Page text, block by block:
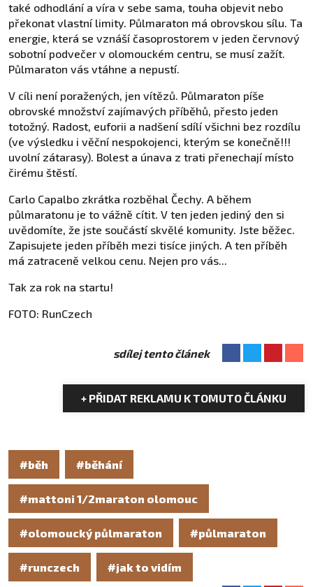
také odhodlání a víra v sebe sama, touha objevit nebo
překonat vlastní limity. Půlmaraton má obrovskou sílu. Ta
energie, která se vznáší časoprostorem v jeden červnový
sobotní podvečer v olomouckém centru, se musí zažít.
Půlmaraton vás vtáhne a nepustí.
V cíli není poražených, jen vítězů. Půlmaraton píše
obrovské množství zajímavých příběhů, přesto jeden
totožný. Radost, euforii a nadšení sdílí všichni bez rozdílu
(ve výsledku i věční nespokojenci, kterým se konečně!!!
uvolní zátarasy). Bolest a únava z trati přenechají místo
čirému štěstí.
Carlo Capalbo zkrátka rozběhal Čechy. A během
půlmaratonu je to vážně cítit. V ten jeden jediný den si
uvědomíte, že jste součástí skvělé komunity. Jste běžec.
Zapisujete jeden příběh mezi tisíce jiných. A ten příběh
má zatraceně velkou cenu. Nejen pro vás...
Tak za rok na startu!
FOTO: RunCzech
sdílej tento článek
+ PŘIDAT REKLAMU K TOMUTO ČLÁNKU
#běh #běhání
#mattoni 1/2maraton olomouc
#olomoucký půlmaraton #půlmaraton
#runczech #jak to vidím